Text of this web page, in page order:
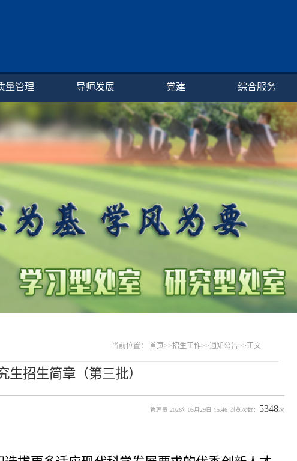
量管理 导师发展 党建 综合服务
当前位置： 首页 >>招生工作>>通知公告>>正文
生招生简章（第三批）
管理员 2026年05月29日 15:46 浏览次数： 5348次